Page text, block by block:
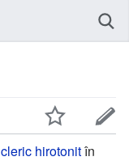
cleric hirotonitîn